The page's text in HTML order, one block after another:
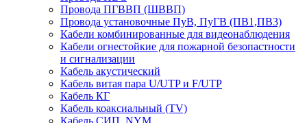
Провода ПГВВП (ШВВП)
Провода установочные ПуВ, ПуГВ (ПВ1,ПВ3)
Кабели комбинированные для видеонаблюдения
Кабели огнестойкие для пожарной безопастности
и сигнализации
Кабель акустический
Кабель витая пара U/UTP и F/UTP
Кабель КГ
Кабель коаксиальный (TV)
Кабель СИП, NYM